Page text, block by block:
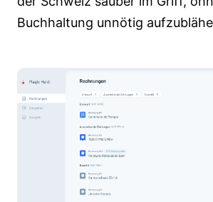
Buchhaltung unnötig